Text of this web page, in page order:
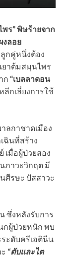
ร” พิษร้ายจาก
งลอย
ลูกคู่หนึ่งต้อง
ยาต้มสมุนไพร
ก “เบลลาดอน
กเลี่ยงการใช้
ลกาชาดเมือง
ฉินที่สร้าง
เมื่อผู้ป่วยสอง
ภาวะวิกฤต มี
ศีรษะ ปัสสาวะ
ซึ่งหลังรับการ
กผู้ป่วยหนัก พบ
ะดับครีเอตินีน
“ตับและไต